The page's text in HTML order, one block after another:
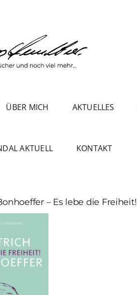
ÜBER MICH AKTUELLES
AKTUELL KONTAKT
– Es lebe die Freiheit!